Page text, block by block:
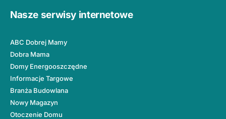
Nasze serwisy internetowe
ABC Dobrej Mamy
Dobra Mama
Domy Energooszczędne
Informacje Targowe
Branża Budowlana
Nowy Magazyn
Otoczenie Domu